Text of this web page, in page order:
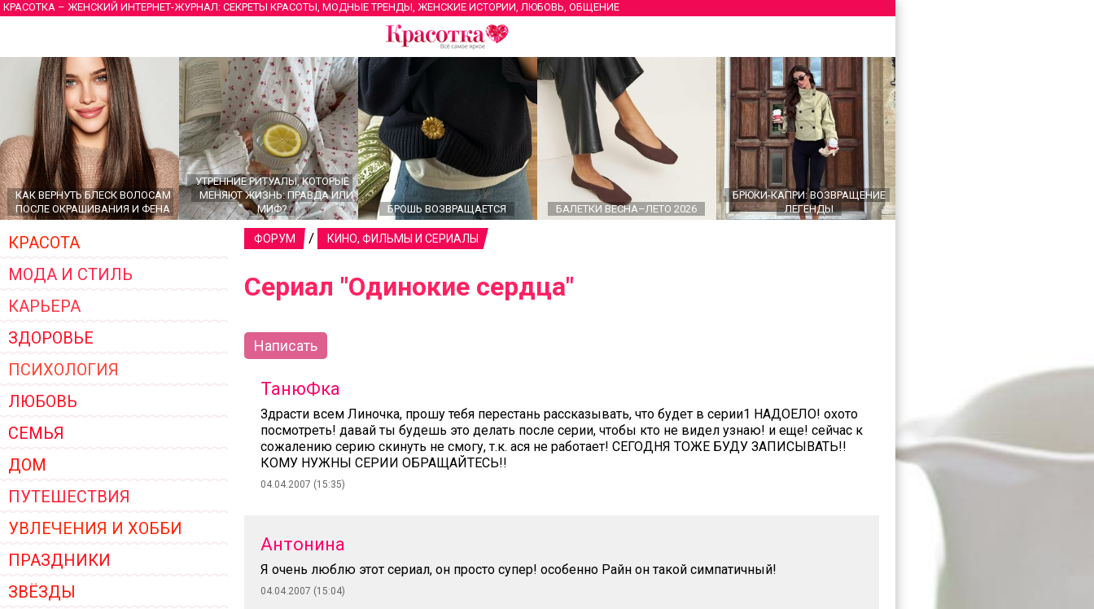
КРАСОТКА – ЖЕНСКИЙ ИНТЕРНЕТ-ЖУРНАЛ: СЕКРЕТЫ КРАСОТЫ, МОДНЫЕ ТРЕНДЫ, ЖЕНСКИЕ ИСТОРИИ, ЛЮБОВЬ, ОБЩЕНИЕ
КАК ВЕРНУТЬ БЛЕСК ВОЛОСАМ
ПОСЛЕ ОКРАШИВАНИЯ И ФЕНА
УТРЕННИЕ РИТУАЛЫ, КОТОРЫЕ
МЕНЯЮТ ЖИЗНЬ: ПРАВДА ИЛИ
МИФ?
БРОШЬ ВОЗВРАЩАЕТСЯ БАЛЕТКИ ВЕСНА–ЛЕТО 2026
БРЮКИ-КАПРИ: ВОЗВРАЩЕНИЕ
ЛЕГЕНДЫ
ГЛАВНЫЕ ТРЕНДЫ ВЕРХНЕЙ
ЖЕНСКОЙ ОДЕЖДЫ 2026
КРАСОТА
МОДА И СТИЛЬ
КАРЬЕРА
ЗДОРОВЬЕ
ПСИХОЛОГИЯ
ЛЮБОВЬ
СЕМЬЯ
ДОМ
ПУТЕШЕСТВИЯ
УВЛЕЧЕНИЯ И ХОББИ
ПРАЗДНИКИ
ЗВЁЗДЫ
ФОРУМ / КИНО, ФИЛЬМЫ И СЕРИАЛЫ
Сериал "Одинокие сердца"
Написать
ТанюФка
Здрасти всем Линочка, прошу тебя перестань рассказывать, что будет в серии1 НАДОЕЛО! охото
посмотреть! давай ты будешь это делать после серии, чтобы кто не видел узнаю! и еще! сейчас к
сожалению серию скинуть не смогу, т.к. ася не работает! СЕГОДНЯ ТОЖЕ БУДУ ЗАПИСЫВАТЬ!!
КОМУ НУЖНЫ СЕРИИ ОБРАЩАЙТЕСЬ!!
04.04.2007 (15:35)
Антонина
Я очень люблю этот сериал, он просто супер! особенно Райн он такой симпатичный!
04.04.2007 (15:04)